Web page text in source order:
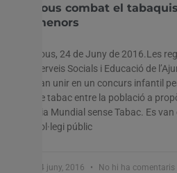
Tous combat el
menors
Tous, 24 de Juny de 2016.Les
Serveis Socials i Educació de
van unir en un concurs infantil
de tabac entre la població a
Dia Mundial sense Tabac. Es
col·legi públic
24 juny, 2016 No hi ha comentaris